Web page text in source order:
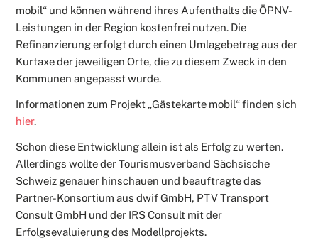
mobil“ und können während ihres Aufenthalts die ÖPNV-
Leistungen in der Region kostenfrei nutzen. Die
Refinanzierung erfolgt durch einen Umlagebetrag aus der
Kurtaxe der jeweiligen Orte, die zu diesem Zweck in den
Kommunen angepasst wurde.
Informationen zum Projekt „Gästekarte mobil“ finden sich
hier.
Schon diese Entwicklung allein ist als Erfolg zu werten.
Allerdings wollte der Tourismusverband Sächsische
Schweiz genauer hinschauen und beauftragte das
Partner-Konsortium aus dwif GmbH, PTV Transport
Consult GmbH und der IRS Consult mit der
Erfolgsevaluierung des Modellprojekts.